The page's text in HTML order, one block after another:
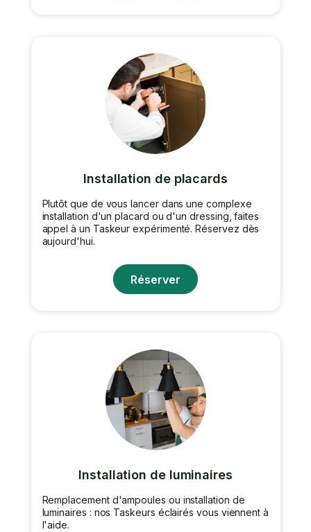
Installation de placards
Plutôt que de vous lancer dans une complexe
installation d'un placard ou d'un dressing, faites
appel à un Taskeur expérimenté. Réservez dès
aujourd'hui.
Réserver
Installation de luminaires
Remplacement d'ampoules ou installation de
luminaires : nos Taskeurs éclairés vous viennent à
l'aide.